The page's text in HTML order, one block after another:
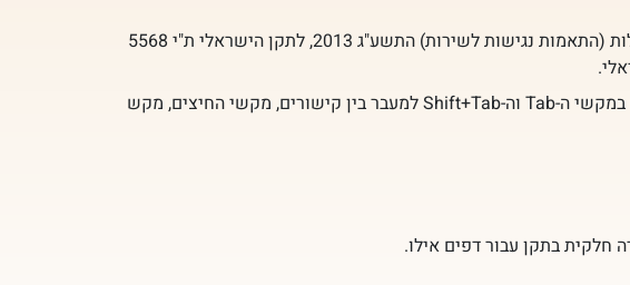
התאמות הנגישות באתר בוצעו בהתאם לסימן ג': שירותי האינטרנט בתקנות שוויון זכויות לאנשים עם מוגבלות (התאמות נגישות לשירות) התשע"ג 2013, לתקן הישראלי ת"י 5568
האתר תומך בשימוש בטכנולוגיות מסייעות כגון תוכנות הקראת מסך, בגלישה בעזרת מקלדת על ידי שימוש במקשי ה-Tab וה-Shift+Tab למעבר בין קישורים, מקשי החיצים, מקש
חלקית בתקן עבור דפים אילו.